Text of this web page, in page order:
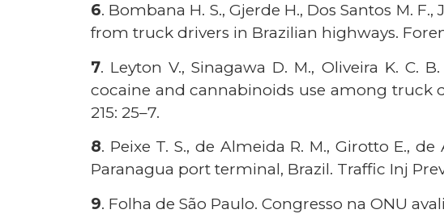
6. Bombana H. S., Gjerde H., Dos Santos M.
from truck drivers in Brazilian highways.
7. Leyton V., Sinagawa D. M., Oliveira K. C.
cocaine and cannabinoids use among truck
215: 25–7.
8. Peixe T. S., de Almeida R. M., Girotto E.,
Paranagua port terminal, Brazil. Traffic Inj Prev
9. Folha de São Paulo. Congresso na ONU